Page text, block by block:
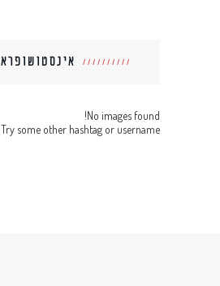
אינסטושופרא
No images found!
Try some other hashtag or username